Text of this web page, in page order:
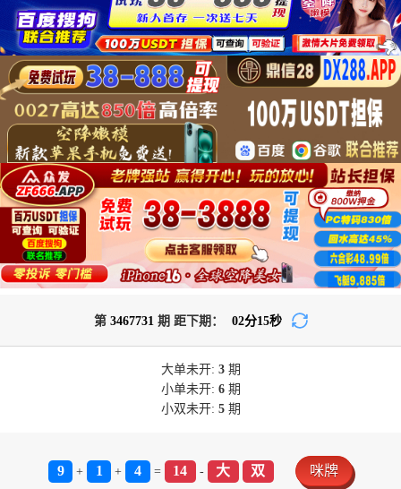
第 3467731 期 距下期： 02分15秒
大单未开: 3期
小单未开: 6期
小双未开: 5期
9 + 1 + 4 = 14 - 大 双 咪牌